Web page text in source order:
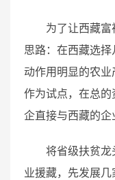
为了让西藏
思路：在西藏选
动作用明显的农
作为试点，在总
企直接与西藏的企
将省级扶贫
业援藏，先发展